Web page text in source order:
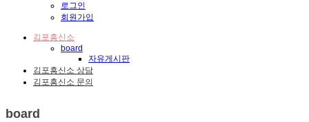
로그인
회원가입
김포흥신소
board
자유게시판
김포흥신소 상담
김포흥신소 문의
board